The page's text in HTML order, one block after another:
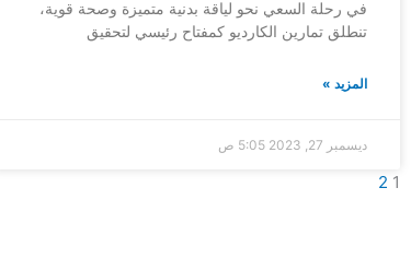
في رحلة السعي نحو لياقة بدنية متميزة وصحة قوية،
تنطلق تمارين الكارديو كمفتاح رئيسي لتحقيق
المزيد »
ديسمبر 27, 2023 5:05 ص
1
2